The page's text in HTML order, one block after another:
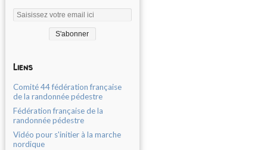
Liens
Comité 44 fédération française
de la randonnée pédestre
Fédération française de la
randonnée pédestre
Vidéo pour s'initier à la marche
nordique